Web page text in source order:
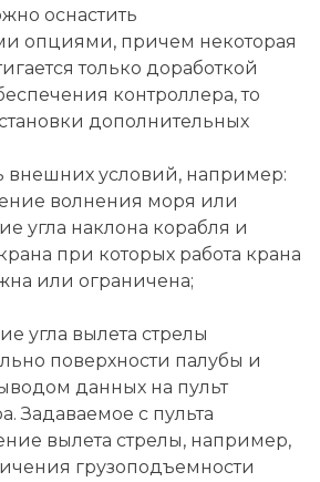
оснастить
опциями, причем некоторая
только доработкой
контроллера, то
дополнительных
внешних условий, например:
волнения моря или
угла наклона корабля и
при которых работа крана
или ограничена;
угла вылета стрелы
поверхности палубы и
данных на пульт
Задаваемое с пульта
вылета стрелы, например,
грузоподъемности